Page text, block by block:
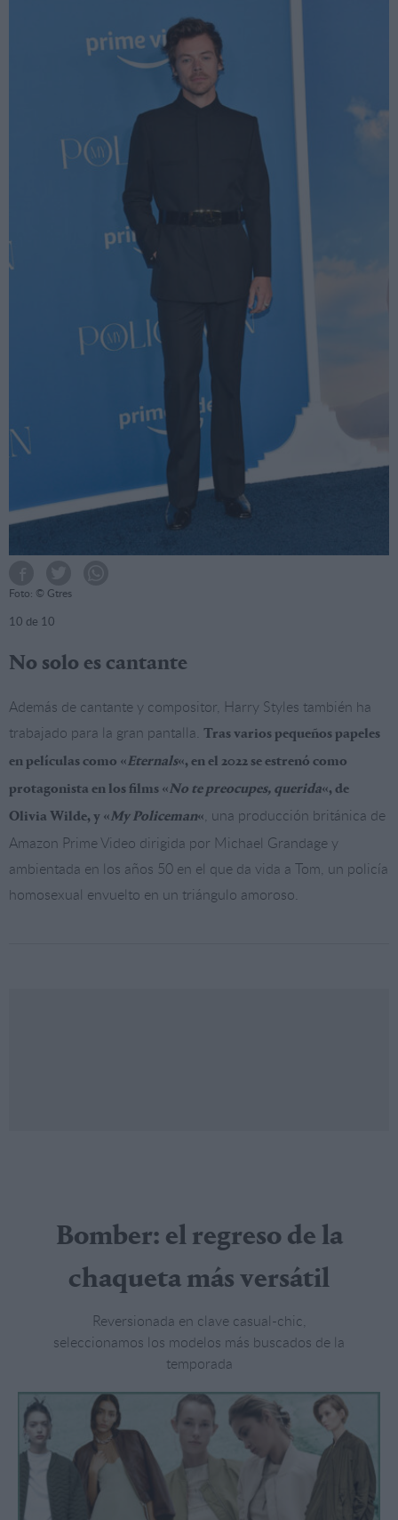
Foto: © Gtres
10 de 10
No solo es cantante
Además de cantante y compositor, Harry Styles también ha
trabajado para la gran pantalla. Tras varios pequeños papeles
en películas como «Eternals«, en el 2022 se estrenó como
protagonista en los films «No te preocupes, querida«, de
Olivia Wilde, y «My Policeman«, una producción británica de
Amazon Prime Video dirigida por Michael Grandage y
ambientada en los años 50 en el que da vida a Tom, un policía
homosexual envuelto en un triángulo amoroso.
Bomber: el regreso de la
chaqueta más versátil
Reversionada en clave casual-chic,
seleccionamos los modelos más buscados de la
temporada